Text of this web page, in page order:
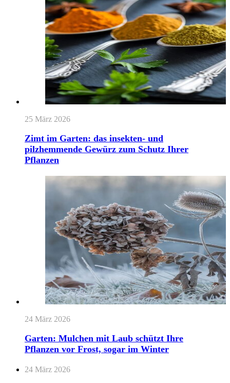
25 März 2026
Zimt im Garten: das insekten- und
pilzhemmende Gewürz zum Schutz Ihrer
Pflanzen
24 März 2026
Garten: Mulchen mit Laub schützt Ihre
Pflanzen vor Frost, sogar im Winter
24 März 2026